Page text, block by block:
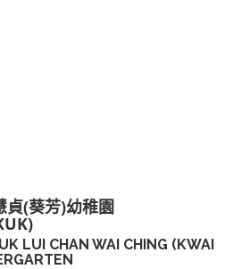
貞(葵芳)幼稚園
LUI CHAN WAI CHING (KWAI